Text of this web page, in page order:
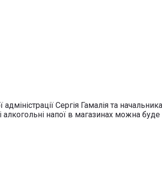
Сергія Гамалія та
напої в магазинах можна буде